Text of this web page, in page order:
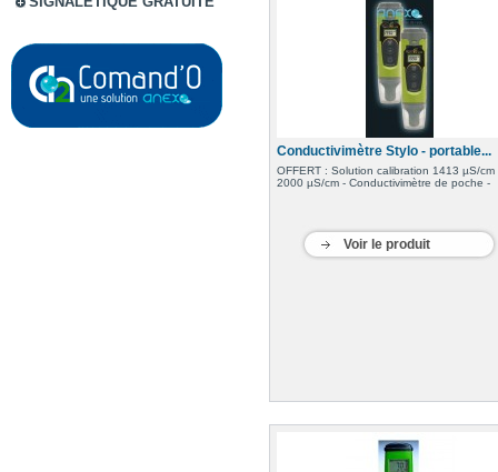
Conductivimètre Stylo - portable...
OFFERT : Solution calibration 1413 µS/cm
2000 µS/cm - Conductivimètre de poche -
Voir le produit